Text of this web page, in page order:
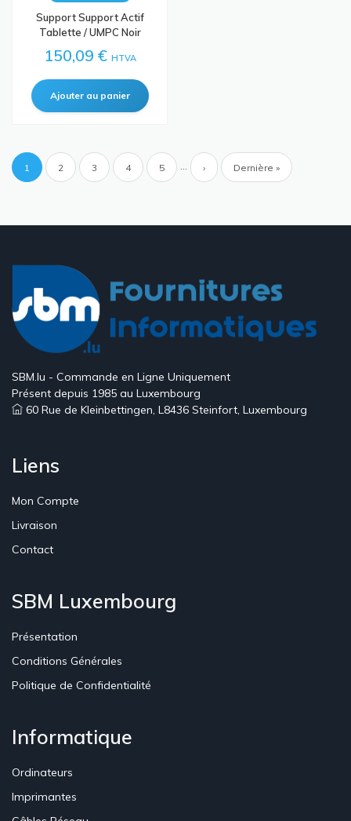
Support Support Actif
Tablette / UMPC Noir
150,09 € HTVA
Pagination
Page
1 Page
2 Page
3 Page
4 Page
5 … Page
› Dernière
Dernière »
SBM.lu - Commande en Ligne Uniquement
Présent depuis 1985 au Luxembourg
60 Rue de Kleinbettingen, L8436 Steinfort, Luxembourg
Liens
Mon Compte
Livraison
Contact
SBM Luxembourg
Présentation
Conditions Générales
Politique de Confidentialité
Informatique
Ordinateurs
Imprimantes